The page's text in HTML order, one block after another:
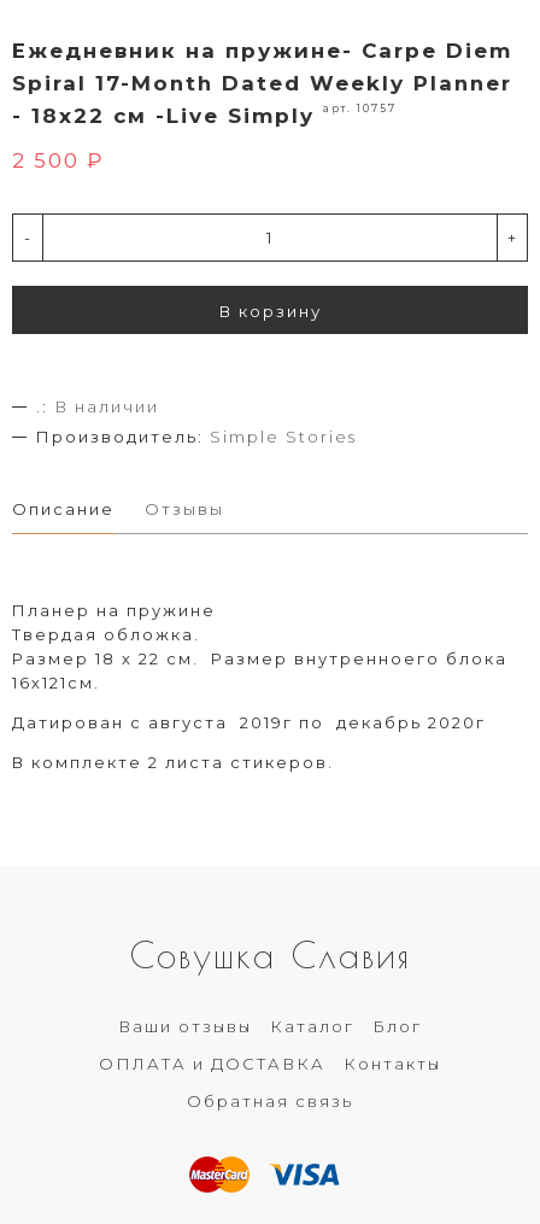
Ежедневник на пружине- Carpe Diem
Spiral 17-Month Dated Weekly Planner
- 18х22 см -Live Simply
арт. 10757
2 500 ₽
- +
В корзину
.:
В наличии
Производитель: Simple Stories
Описание Отзывы
Планер на пружине
Твердая обложка.
Размер 18 х 22 см. Размер внутренноего блока
16х121см.
Датирован с августа 2019г по декабрь 2020г
В комплекте 2 листа стикеров.
Совушка Славия
Ваши отзывы Каталог
Блог
ОПЛАТА и ДОСТАВКА
Контакты
Обратная связь